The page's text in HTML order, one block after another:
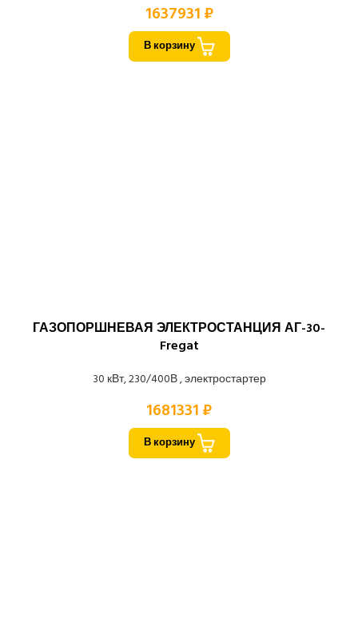
1637931 ₽
В корзину
ГАЗОПОРШНЕВАЯ ЭЛЕКТРОСТАНЦИЯ АГ-30-
Fregat
30 кВт, 230/400В , электростартер
1681331 ₽
В корзину